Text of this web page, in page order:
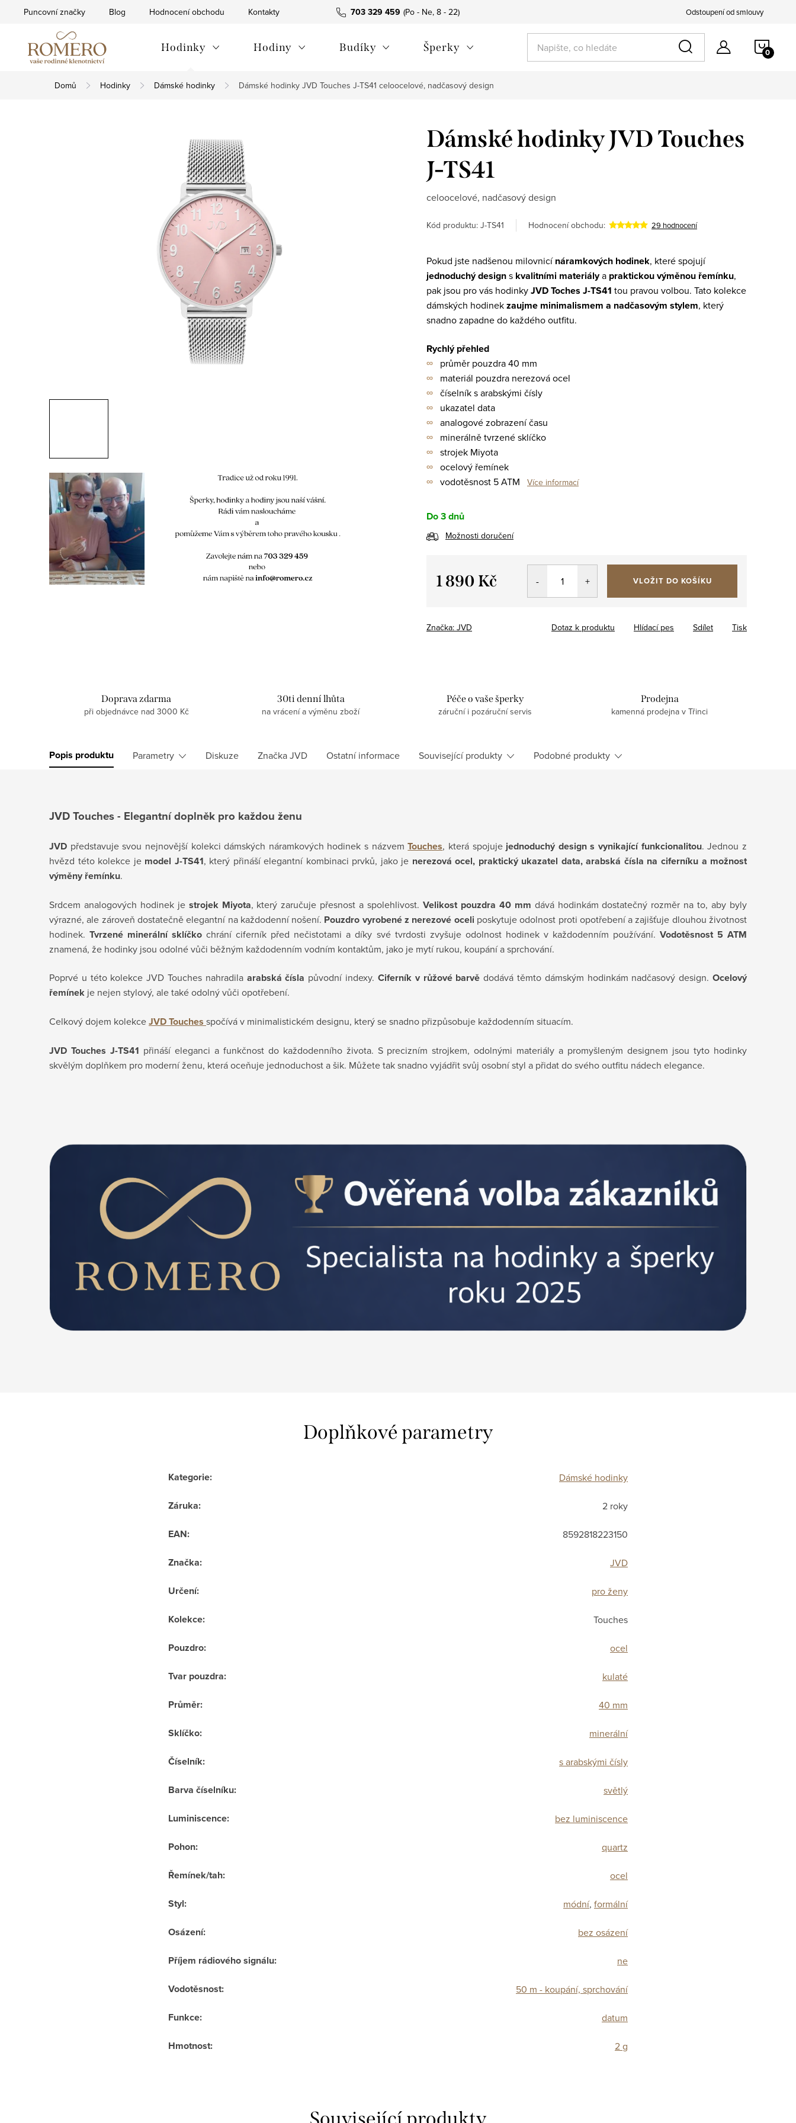
703 329 459
Puncovní značky Blog Hodnocení obchodu Kontakty Odstoupení od smlouvy
Hodinky Hodiny Budíky Šperky
Domů Hodinky Dámské hodinky Dámské hodinky JVD Touches J-TS41 celoocelové, nadčasový design
Dámské hodinky JVD Touches
J-TS41
celoocelové, nadčasový design
Kód produktu: J-TS41 Hodnocení obchodu: 29 hodnocení
Pokud jste nadšenou milovnicínáramkových hodinek, které spojují
jednoduchý designs kvalitními materiálya praktickou výměnou řemínku,
pak jsou pro vás hodinkyJVD Toches J-TS41 tou pravou volbou. Tato kolekce
dámských hodinekzaujme minimalismem a nadčasovým stylem, který
snadno zapadne do každého outfitu.
Rychlý přehled
∞ průměr pouzdra 40 mm
∞ materiál pouzdra nerezová ocel
∞ číselník s arabskými čísly
∞ ukazatel data
∞ analogové zobrazení času
∞ minerálně tvrzené sklíčko
∞ strojek Miyota
∞ ocelový řemínek
∞ vodotěsnost 5 ATM Více informací
Do 3 dnů
Možnosti doručení
1 890 Kč VLOŽIT DO KOŠÍKU
Značka: JVD Tisk
Dotaz k produktu Hlídací pes Sdílet
Doprava zdarma
při objednávce nad 3000 Kč
30ti denní lhůta
na vrácení a výměnu zboží
Péče o vaše šperky
záruční i pozáruční servis
Prodejna
kamenná prodejna v Třinci
Popis produktu Parametry Diskuze ZnačkaJVD Ostatní informace Související produkty Podobné produkty
JVD Touches - Elegantní doplněk pro každou ženu
JVD představuje svou nejnovější kolekci dámských náramkových hodinek s názvemTouches, která spojuje jednoduchý design s vynikající funkcionalitou. Jednou z
hvězd této kolekce je model J-TS41, který přináší elegantní kombinaci prvků, jako je nerezová ocel, praktický ukazatel data, arabská čísla na ciferníku a možnost
výměny řemínku.
Srdcem analogových hodinek je strojek Miyota, který zaručuje přesnost a spolehlivost.Velikost pouzdra 40 mm dává hodinkám dostatečný rozměr na to, aby byly
výrazné, ale zároveň dostatečně elegantní na každodenní nošení. Pouzdro vyrobené z nerezové oceli poskytuje odolnost proti opotřebení a zajišťuje dlouhou životnost
hodinek.Tvrzené minerální sklíčko chrání ciferník před nečistotami a díky své tvrdosti zvyšuje odolnost hodinek v každodenním používání. Vodotěsnost 5 ATM
znamená, že hodinky jsou odolné vůči běžným každodenním vodním kontaktům, jako je mytí rukou, koupání a sprchování.
Poprvé u této kolekce JVD Touches nahradilaarabská čísla původní indexy. Ciferník v růžové barvě dodává těmto dámským hodinkám nadčasový design.Ocelový
řemínek je nejen stylový, ale také odolný vůči opotřebení.
Celkový dojem kolekceJVD Touches spočívá v minimalistickém designu, který se snadno přizpůsobuje každodenním situacím.
JVD Touches J-TS41 přináší eleganci a funkčnost do každodenního života. S precizním strojkem, odolnými materiály a promyšleným designem jsou tyto hodinky
skvělým doplňkem pro moderní ženu, která oceňuje jednoduchost a šik. Můžete tak snadno vyjádřit svůj osobní styl a přidat do svého outfitu nádech elegance.
Doplňkové parametry
Kategorie: Dámské hodinky
Záruka: 2 roky
EAN: 8592818223150
Značka: JVD
Určení: pro ženy
Kolekce: Touches
Pouzdro: ocel
Tvar pouzdra: kulaté
Průměr: 40 mm
Sklíčko: minerální
Číselník: s arabskými čísly
Barva číselníku: světlý
Luminiscence: bez luminiscence
Pohon: quartz
Řemínek/tah: ocel
Styl: módní, formální
Osázení: bez osázení
Příjem rádiového signálu: ne
Vodotěsnost: 50 m - koupání, sprchování
Funkce: datum
Hmotnost: 2 g